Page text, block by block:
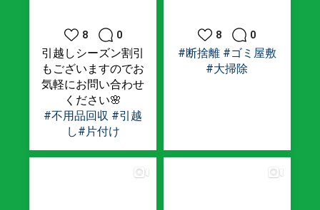
8 0
引越しシーズン割引
もございますのでお
気軽にお問い合わせ
ください🌸
#不用品回収 #引越
し#片付け
8 0
#断捨離 #ゴミ屋敷
#大掃除